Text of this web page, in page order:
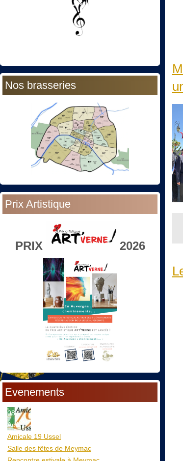
Nos brasseries
Prix Artistique
PRIX 2026
Evenements
08
Aoû
Amicale 19 Ussel
Salle des fêtes de Meymac